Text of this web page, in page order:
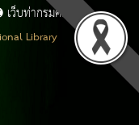
Library
เว็บท่ากรมศิลปากร